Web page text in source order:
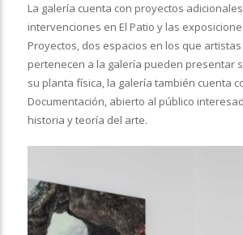
La galería cuenta con proyectos
intervenciones en El Patio y las
Proyectos, dos espacios en los que
pertenecen a la galería pueden presentar
su planta física, la galería también cuenta
Documentación, abierto al público
historia y teoría del arte.